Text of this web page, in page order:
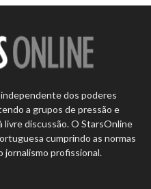
dos poderes
a grupos de pressão e
livre discussão. O StarsOnline
cumprindo as normas
jornalismo profissional.